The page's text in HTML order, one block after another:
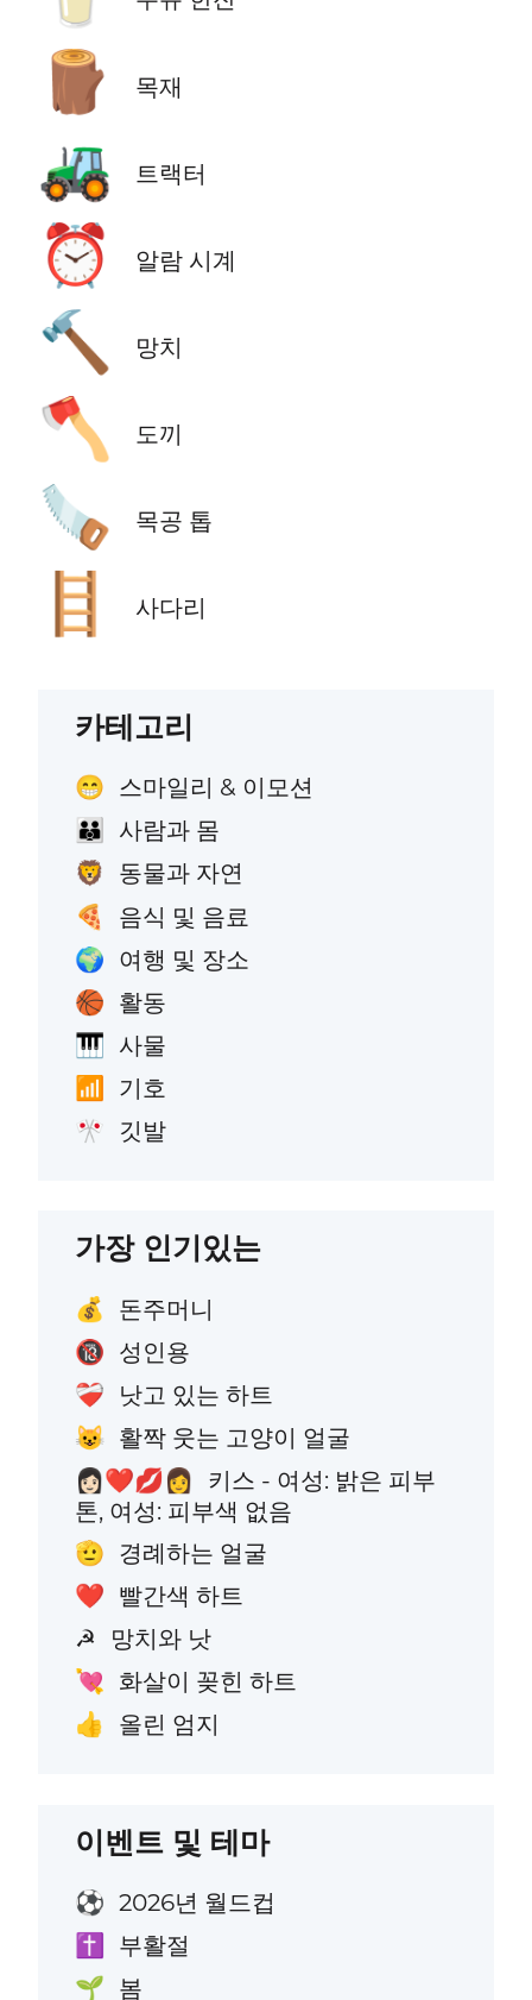
🪵 목재
🚜 트랙터
⏰ 알람 시계
🔨 망치
🪓 도끼
🪚 목공 톱
🪜 사다리
카테고리
😁 스마일리 & 이모션
👪 사람과 몸
🦁 동물과 자연
🍕 음식 및 음료
🌍 여행 및 장소
🏀 활동
🎹 사물
📶 기호
🎌 깃발
가장 인기있는
💰 돈주머니
🔞 성인용
❤️‍🩹 낫고 있는 하트
😺 활짝 웃는 고양이 얼굴
👩🏻‍❤️‍💋‍👩
키스 - 여성: 밝은 피부
톤, 여성: 피부색 없음
🫡 경례하는 얼굴
❤️ 빨간색 하트
☭ 망치와 낫
💘 화살이 꽂힌 하트
👍 올린 엄지
이벤트 및 테마
⚽ 2026년 월드컵
✝️ 부활절
🌱 봄